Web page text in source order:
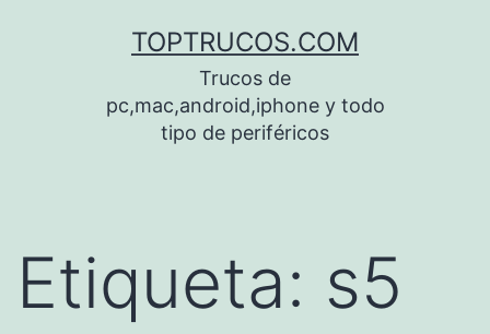
TOPTRUCOS.COM
Trucos de
pc,mac,android,iphone y todo
tipo de periféricos
Etiqueta: s5